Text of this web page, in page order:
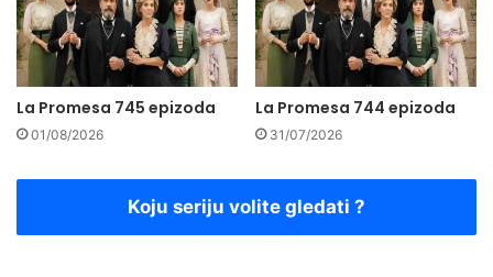
La Promesa 745 epizoda
01/08/2026
La Promesa 744 epizoda
31/07/2026
Koju seriju volite gledati ?